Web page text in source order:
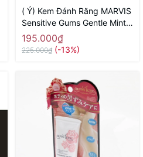
( Ý) Kem Đánh Răng MARVIS
Sensitive Gums Gentle Mint
75ml Màu Hồng (Răng Nhạy
Cảm)
195.000₫
225.000₫ (-13%)